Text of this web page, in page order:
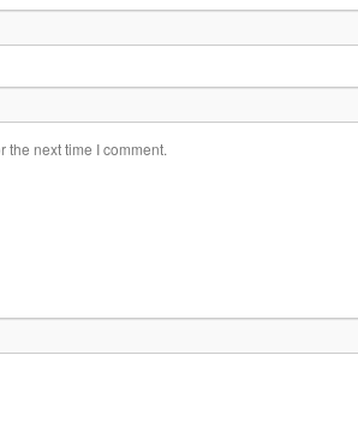
the next time I comment.